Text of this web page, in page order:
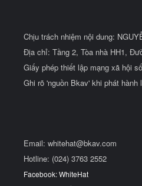
Chịu trách nhiệm nội dung:
Địa chỉ: Tầng 2, Tòa nhà HH1,
Giấy phép thiết lập mạng xã hội
Ghi rõ 'nguồn Bkav' khi phát
Email: whitehat@bkav.com
Hotline: (024) 3763 2552
Facebook: WhiteHat